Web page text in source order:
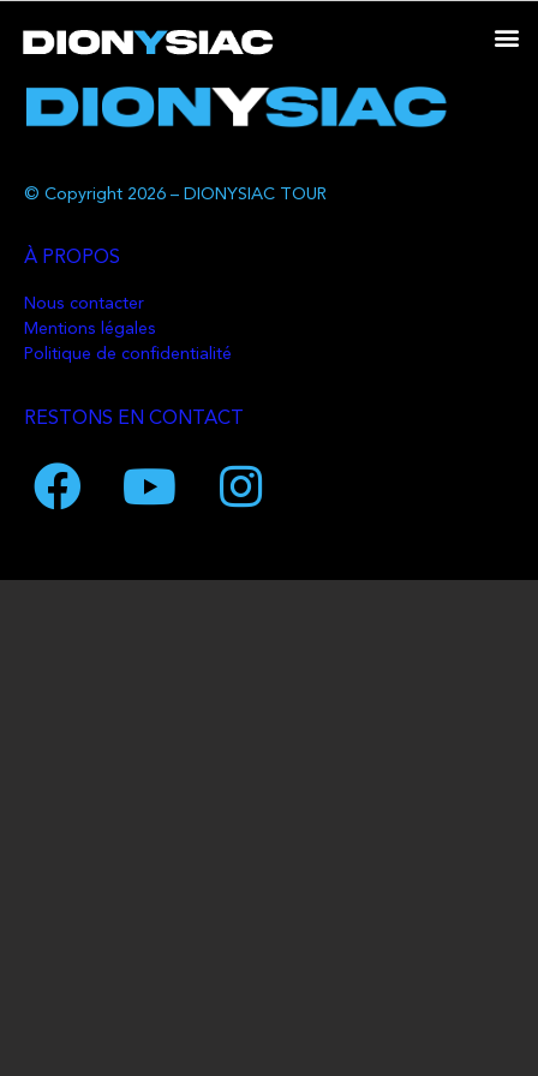
© Copyright 2026 – DIONYSIAC TOUR
À PROPOS
Nous contacter
Mentions légales
Politique de confidentialité
RESTONS EN CONTACT